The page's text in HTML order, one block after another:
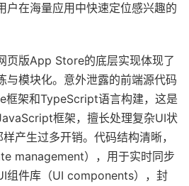
户在海量应用中快速定位感兴趣的
页版App Store的底层实现体现了
与模块化。意外泄露的前端源代码
框架和TypeScript语言构建，这是
框架，擅长处理复杂UI状
产生过多开销。代码结构清晰，
management），用于实时同步
组件库（UI components），封